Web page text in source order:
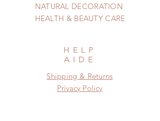
NATURAL DECORATION
HEALTH & BEAUTY CARE
HELP
AIDE
Shipping & Returns
Privacy Policy